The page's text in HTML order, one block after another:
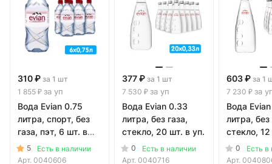
310 ₽ за 1 шт
1 855 ₽ за уп
Вода Evian 0.75
литра, спорт, без
газа, пэт, 6 шт. в
уп.5
Есть в наличии
Арт. 0040606
377 ₽ за 1 шт
7 530 ₽ за уп
Вода Evian 0.33
литра, без газа,
стекло, 20 шт. в уп.
0
Есть в наличии
Арт. 0040716
603 ₽ за 1
7 230 ₽ за
Вода
литра, без
стекло,
0
Есть в
Арт.